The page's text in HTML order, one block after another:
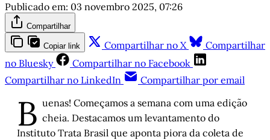
Publicado em: 03 novembro 2025, 07:26
Compartilhar
Copiar link Compartilhar no X
Compartilhar
no Bluesky
Compartilhar no Facebook
Compartilhar no LinkedIn
Compartilhar por email
B uenas! Começamos a semana com uma edição
cheia. Destacamos um levantamento do
Instituto Trata Brasil que aponta piora da coleta de